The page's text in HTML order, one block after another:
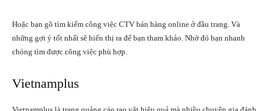
Hoặc bạn gõ tìm kiếm công việc CTV bán hàng online ở đầu trang. Và
những gợi ý tốt nhất sẽ hiển thị ra để bạn tham khảo. Nhờ đó bạn nhanh
chóng tìm được công việc phù hợp.
Vietnamplus